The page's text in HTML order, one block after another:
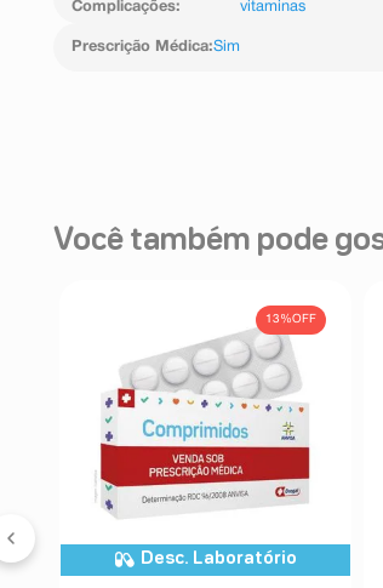
serviço de atendimento.
Complicações:
vitaminas
Prescrição Médica:Sim
Você também pode
13%OFF
Desc. Laboratório